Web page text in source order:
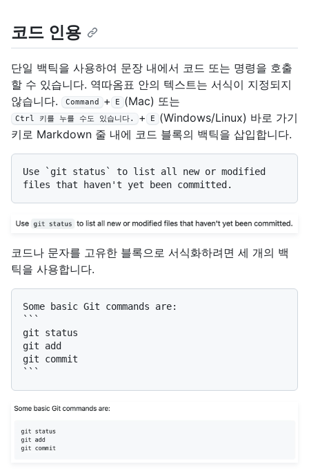
코드 인용
단일 백틱을 사용하여 문장 내에서 코드 또는 명령을 호출
할 수 있습니다. 역따옴표 안의 텍스트는 서식이 지정되지
않습니다.
Command + E (Mac) 또는
Ctrl 키를 누를 수도 있습니다. + E
(Windows/Linux) 바로 가기
키로 Markdown 줄 내에 코드 블록의 백틱을 삽입합니다.
Use `git status`
to list all new or modified
코드나 문자를 고유한 블록으로 서식화하려면 세 개의 백
틱을 사용합니다.
```
git status
git add
git commit
```